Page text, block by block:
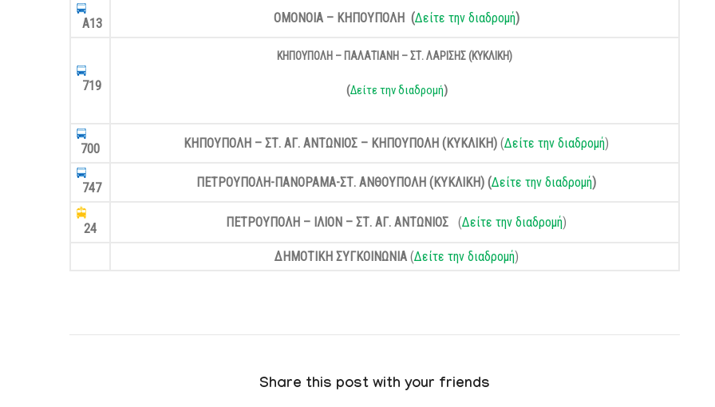
Α13 ΟΜΟΝΟΙΑ – ΚΗΠΟΥΠΟΛΗ (Δείτε την διαδρομή)
719
ΚΗΠΟΥΠΟΛΗ – ΠΑΛΑΤΙΑΝΗ – ΣΤ. ΛΑΡΙΣΗΣ (ΚΥΚΛΙΚΗ)
(Δείτε την διαδρομή)
700 ΚΗΠΟΥΠΟΛΗ – ΣΤ. ΑΓ. ΑΝΤΩΝΙΟΣ – ΚΗΠΟΥΠΟΛΗ (ΚΥΚΛΙΚΗ) (Δείτε την διαδρομή)
747 ΠΕΤΡΟΥΠΟΛΗ-ΠΑΝΟΡΑΜΑ-ΣΤ. ΑΝΘΟΥΠΟΛΗ (ΚΥΚΛΙΚΗ) (Δείτε την διαδρομή)
24 ΠΕΤΡΟΥΠΟΛΗ – ΙΛΙΟΝ – ΣΤ. ΑΓ. ΑΝΤΩΝΙΟΣ (Δείτε την διαδρομή)
ΔΗΜΟΤΙΚΗ ΣΥΓΚΟΙΝΩΝΙΑ(Δείτε την διαδρομή)
Share this post with your friends